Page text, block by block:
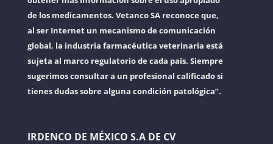
de los medicamentos. Vetanco SA reconoce que,
al ser Internet un mecanismo de comunicación
global, la industria farmacéutica veterinaria está
sujeta al marco regulatorio de cada país. Siempre
sugerimos consultar a un profesional calificado si
tienes dudas sobre alguna condición patológica”.
IRDENCO DE MÉXICO S.A DE CV